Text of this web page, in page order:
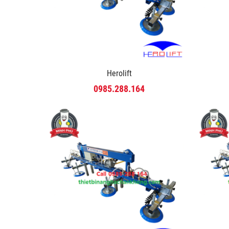
Herolift
0985.288.164